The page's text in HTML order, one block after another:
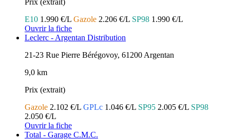
Prix (extrait)
E10 1.990 €/L Gazole 2.206 €/L SP98 1.990 €/L
Ouvrir la fiche
Leclerc - Argentan Distribution
21-23 Rue Pierre Bérégovoy, 61200 Argentan
9,0 km
Prix (extrait)
Gazole 2.102 €/L GPLc 1.046 €/L SP95 2.005 €/L SP98
2.050 €/L
Ouvrir la fiche
Total - Garage C.M.C.